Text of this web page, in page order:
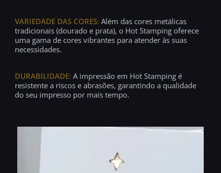
VARIEDADE DAS CORES: Além das cores metálicas
tradicionais (dourado e prata), o Hot Stamping oferece
uma gama de cores vibrantes para atender às suas
necessidades.
DURABILIDADE: A impressão em Hot Stamping é
resistente a riscos e abrasões, garantindo a qualidade
do seu impresso por mais tempo.